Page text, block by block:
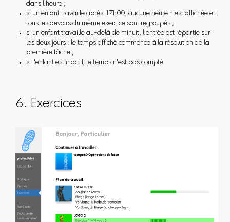
dans l'heure ;
si un enfant travaille après 17h00, aucune heure n'est affichée et
tous les devoirs du même exercice sont regroupés ;
si un enfant travaille au-delà de minuit, l'entrée est répartie sur
les deux jours ; le temps affiché commence à la résolution de la
première tâche ;
si l'enfant est inactif, le temps n'est pas compté.
6. Exercices